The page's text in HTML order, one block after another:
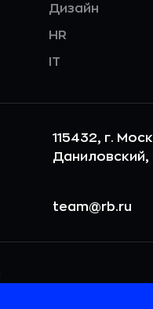
Дизайн
HR
IT
115432, г.
Даниловский,
team@rb.ru
повышения